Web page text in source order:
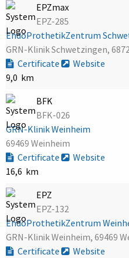
EPZmax
EPZ-285
EndoProthetikZentrum
GRN-Klinik Schwetzingen,
Certificate
Website
9,0 km
BFK
BFK-026
GRN-Klinik Weinheim
69469 Weinheim
Certificate
Website
16,6 km
EPZ
EPZ-132
EndoProthetikZentrum
GRN-Klinik Weinheim, 69469
Certificate
Website